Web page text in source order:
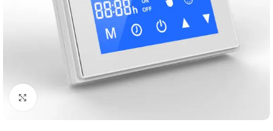
Noklikšķiniet, lai palielinātu